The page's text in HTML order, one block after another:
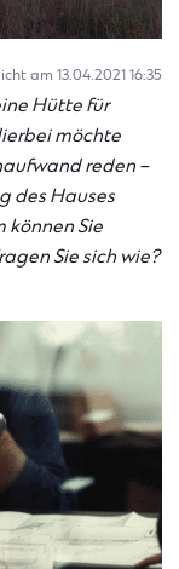
am 13.04.2021 16:35
Hütte für
möchte
reden –
des Hauses
können Sie
Sie sich wie?